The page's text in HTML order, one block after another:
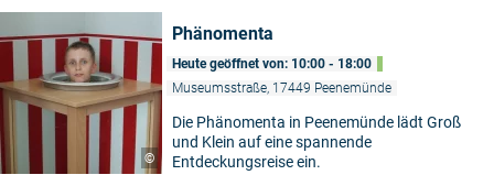
©
Phänomenta
Heute geöffnet von: 10:00 - 18:00
Museumsstraße, 17449 Peenemünde
Die Phänomenta in Peenemünde lädt Groß
und Klein auf eine spannende
Entdeckungsreise ein.